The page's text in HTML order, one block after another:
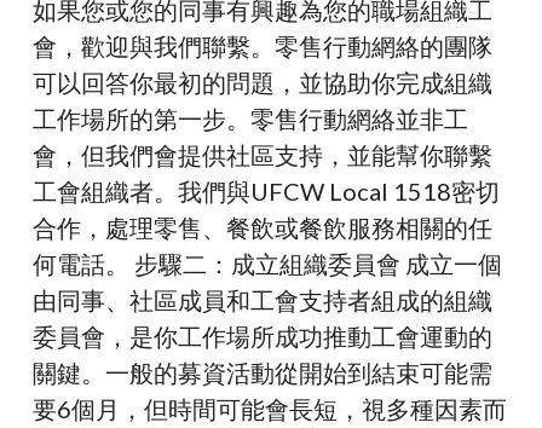
如果您或您的同事有興趣為您的職場組織工
會，歡迎與我們聯繫。零售行動網絡的團隊
可以回答你最初的問題，並協助你完成組織
工作場所的第一步。零售行動網絡並非工
會，但我們會提供社區支持，並能幫你聯繫
工會組織者。我們與UFCW Local 1518密切
合作，處理零售、餐飲或餐飲服務相關的任
何電話。 步驟二：成立組織委員會 成立一個
由同事、社區成員和工會支持者組成的組織
委員會，是你工作場所成功推動工會運動的
關鍵。一般的募資活動從開始到結束可能需
要6個月，但時間可能會長短，視多種因素而